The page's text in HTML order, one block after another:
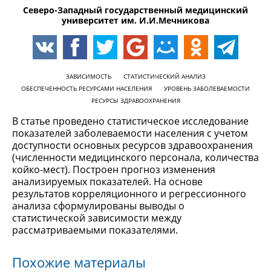
Северо-Западный государственный медицинский
университет им. И.И.Мечникова
ЗАВИСИМОСТЬ
СТАТИСТИЧЕСКИЙ АНАЛИЗ
ОБЕСПЕЧЕННОСТЬ РЕСУРСАМИ НАСЕЛЕНИЯ
УРОВЕНЬ ЗАБОЛЕВАЕМОСТИ
РЕСУРСЫ ЗДРАВООХРАНЕНИЯ
В статье проведено статистическое исследование
показателей заболеваемости населения с учетом
доступности основных ресурсов здравоохранения
(численности медицинского персонала, количества
койко-мест). Построен прогноз изменения
анализируемых показателей. На основе
результатов корреляционного и регрессионного
анализа сформулированы выводы о
статистической зависимости между
рассматриваемыми показателями.
Похожие материалы